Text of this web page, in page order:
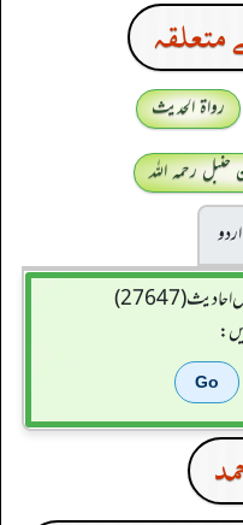
رواۃ الحدیث
رحمہ اللہ
اردو
(27647)